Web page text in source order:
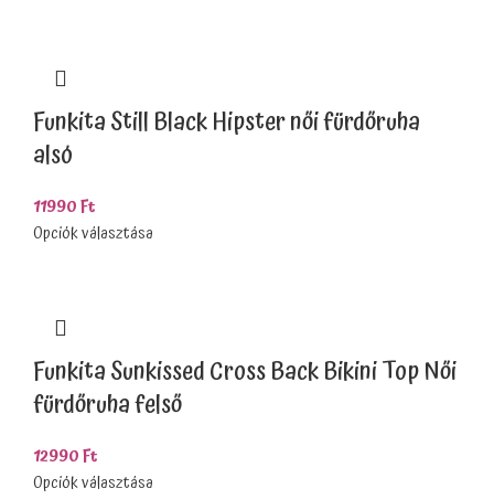
Funkita Still Black Hipster női fürdőruha
alsó
11990Ft
Opciók választása
Funkita Sunkissed Cross Back Bikini Top Női
fürdőruha felső
12990Ft
Opciók választása